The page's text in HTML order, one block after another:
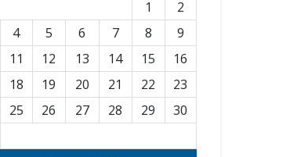
1
2
4 5 6 7 8
9
11 12 13 14 15
16
18 19 20 21 22
23
25 26 27 28 29
30